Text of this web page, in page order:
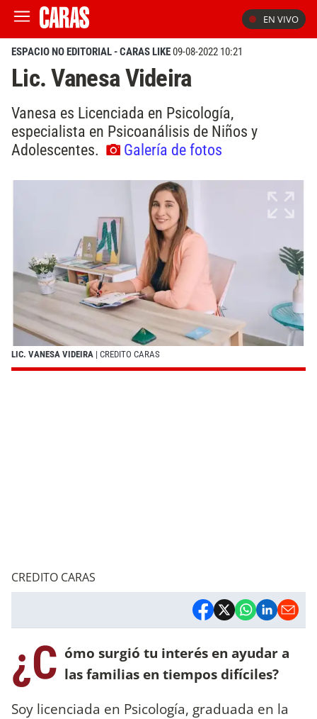
EN VIVO
ESPACIO NO EDITORIAL - CARAS LIKE09-08-2022 10:21
Lic. Vanesa Videira
Vanesa es Licenciada en Psicología,
especialista en Psicoanálisis de Niños y
Adolescentes.
Galería de fotos
LIC. VANESA VIDEIRA | CREDITO CARAS
CREDITO CARAS
¿C ómo surgió tu interés en ayudar a
las familias en tiempos difíciles?
Soy licenciada en Psicología, graduada en la